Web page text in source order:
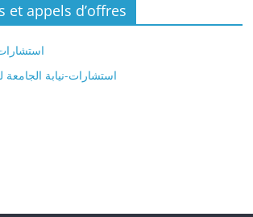
et appels d’offres
استشارات- 2026الأمانة
استشارات-نيابة